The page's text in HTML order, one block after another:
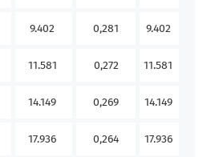
9.402 0,281 9.402
11.581 0,272 11.581
14.149 0,269 14.149
17.936 0,264 17.936